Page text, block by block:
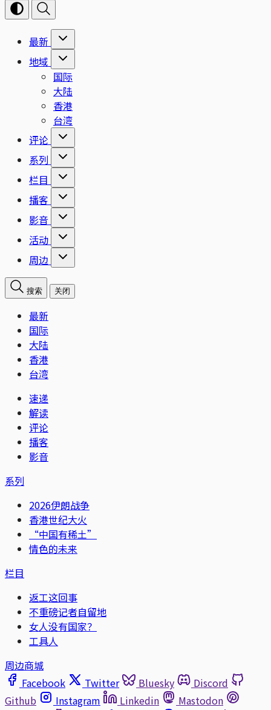
最新
地域
国际
大陆
香港
台湾
评论
系列
栏目
播客
影音
活动
周边
搜索 关闭
最新
国际
大陆
香港
台湾
速递
解读
评论
播客
影音
系列
2026伊朗战争
香港世纪大火
“中国有稀土”
情色的未来
栏目
返工这回事
不重磅记者自留地
女人没有国家？
工具人
周边商城
Facebook
Twitter Bluesky
Discord
Github
Instagram Linkedin
Mastodon